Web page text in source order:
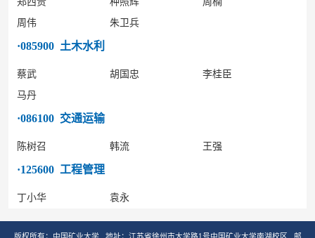
周伟
朱卫兵
·085900 土木水利
蔡武 胡国忠
李桂臣
马丹
·086100 交通运输
陈树召 韩流 王强
·125600 工程管理
丁小华 袁永
版权所有：中国矿业大学 地址：江苏省徐州市大学路1号中国矿业大学南湖校区 邮